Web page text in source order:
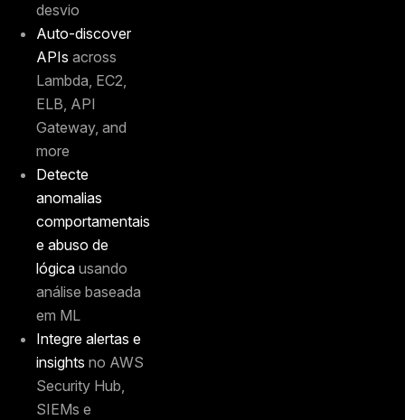
desvio
Auto-discover
APIs across
Lambda, EC2,
ELB, API
Gateway, and
more
Detecte
anomalias
comportamentais
e abuso de
lógica usando
análise baseada
em ML
Integre alertas e
insights no AWS
Security Hub,
SIEMs e